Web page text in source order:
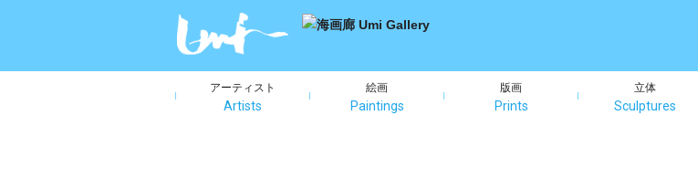
アーティスト
Artists
絵画
Paintings
版画
Prints
立体
Sculptures